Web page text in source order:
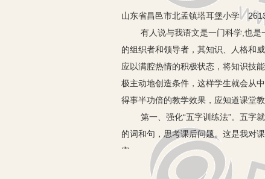
山东省昌邑市北孟镇塔耳堡小学
有人说与我语文是一门科学,也是一
的组织者和领导者，其知识、人格和
应以满腔热情的积极状态，将知识技
极主动地创造条件，这样学生就会从
得事半功倍的教学效果，应知道课堂
第一、强化“五字训练法”。五字就
的词和句，思考课后问题。这是我对
率。
第二、每天积累四个好词语。我要